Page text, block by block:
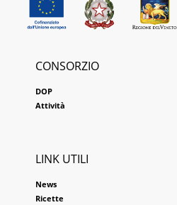
CONSORZIO
DOP
Attività
LINK UTILI
News
Ricette